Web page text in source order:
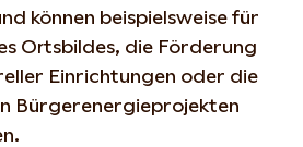
können beispielsweise für
Ortsbildes, die Förderung
Einrichtungen oder die
Bürgerenergieprojekten